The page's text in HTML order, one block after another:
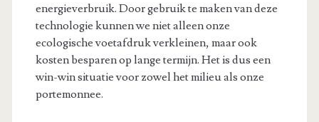
energieverbruik. Door gebruik te maken van deze
technologie kunnen we niet alleen onze
ecologische voetafdruk verkleinen, maar ook
kosten besparen op lange termijn. Het is dus een
win-win situatie voor zowel het milieu als onze
portemonnee.